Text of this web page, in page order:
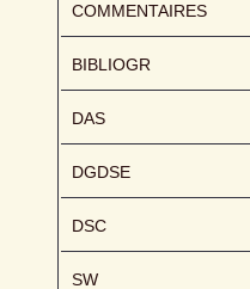
COMMENTAIRES
BIBLIOGR
DAS
DGDSE
DSC
SW